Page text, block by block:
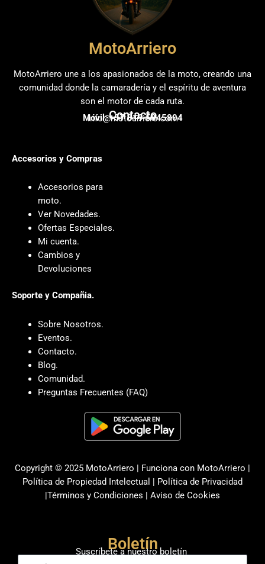
MotoArriero
MotoArriero une a los apasionados de la moto, creando una
comunidad donde la camaradería y el espíritu de aventura
son el motor de cada ruta.
Contacto
info@motoarriero.com
Móvil: +57 319 5845804
Accesorios y Compras
Accesorios para
moto.
Ver Novedades.
Ofertas Especiales.
Mi cuenta.
Cambios y
Devoluciones
Soporte y Compañia.
Sobre Nosotros.
Eventos.
Contacto.
Blog.
Comunidad.
Preguntas Frecuentes (FAQ)
Copyright © 2025 MotoArriero | Funciona con MotoArriero |
Política de Propiedad Intelectual | Política de Privacidad
|Términos y Condiciones | Aviso de Cookies
Boletín
Suscríbete a nuestro boletín